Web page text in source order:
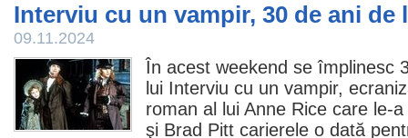
Interviu cu un vampir, 30 de ani de
09.11.2024
În acest weekend se împlinesc
lui Interviu cu un vampir,
roman al lui Anne Rice care le-
şi Brad Pitt carierele o dată